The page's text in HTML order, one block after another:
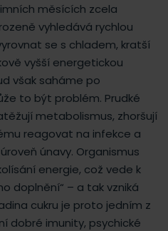
měsících zcela
vyhledává rychlou
se s chladem, kratší
vyšší energetickou
však saháme po
to být problém. Prudké
metabolismus, zhoršují
reagovat na infekce a
únavy. Organismus
energie, což vede k
doplnění“ – a tak vzniká
cukru je proto jedním z
dobré imunity, psychické